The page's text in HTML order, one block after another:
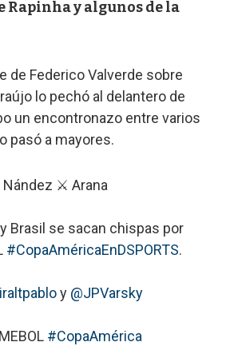
Rapinha y algunos de la
de Federico Valverde sobre
lo pechó al delantero de
un encontronazo entre varios
pasó a mayores.
Nández ⚔ Arana
Brasil se sacan chispas por
#CopaAméricaEnDSPORTS.
y @JPVarsky
#CopaAmérica